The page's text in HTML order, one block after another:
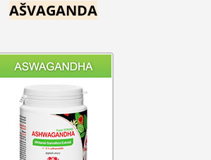
AŠVAGANDA